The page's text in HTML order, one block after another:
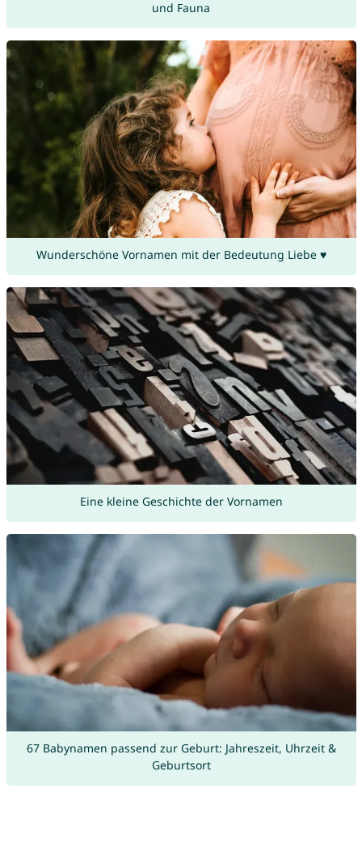
und Fauna
Wunderschöne Vornamen mit der Bedeutung Liebe ♥
Eine kleine Geschichte der Vornamen
67 Babynamen passend zur Geburt: Jahreszeit, Uhrzeit &
Geburtsort